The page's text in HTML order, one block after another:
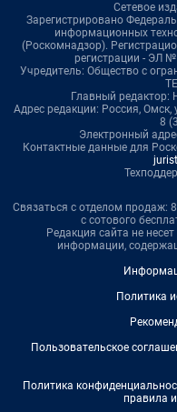
Сетевое
Зарегистрировано
информационных
(Роскомнадзор).
регистрации - ЭЛ
Учредитель: Общество с
Главный редактор:
Адрес редакции: Россия,
8
Электронный
Контактные данные для
Связаться с отделом продаж:
с сотового
Редакция сайта не
информации,
Политика
Пользовательское
Политика
правила